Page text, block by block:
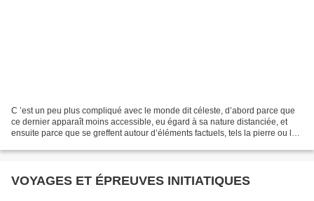
C ’est un peu plus compliqué avec le monde dit céleste, d’abord parce que
ce dernier apparaît moins accessible, eu égard à sa nature distanciée, et
ensuite parce que se greffent autour d’éléments factuels, tels la pierre ou le
VOYAGES ET ÉPREUVES INITIATIQUES